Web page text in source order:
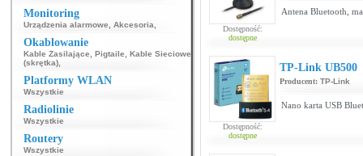
Monitoring
Urządzenia alarmowe Akcesoria
Okablowanie
Kable Zasilające Pigtaile
Kable Sieciowe
(skrętka)
Platformy WLAN
Wszystkie
Radiolinie
Wszystkie
Routery
Wszystkie
Dostępność:
dostępne
Antena Bluetooth,
Dostępność:
dostępne
TP-Link UB500
Producent: TP-Link
Nano karta USB